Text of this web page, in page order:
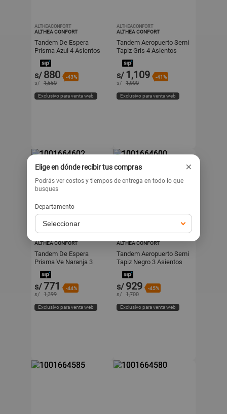
ALTHEACONFORT
ALTHEA CONFORT
Tandem De Espera
Prisma Azul 4 Asientos
Estructura Gris Althea
Confort
s/ 880 -43%
s/ 1,550
Exclusivo para venta web
ALTHEACONFORT
ALTHEA CONFORT
Tandem Aeropuerto Semi
Tapiz Gris 4 Asientos
Althea Confort
s/ 1,109 -41%
s/ 1,900
Exclusivo para venta web
ALTHEA CONFORT
Tandem De Espera
Prisma Ve Naranja 3
Asientos Estructura Gris
Althea Confort
s/771 -44%
s/ 1,399
Exclusivo para venta web
ALTHEA CONFORT
Tandem Aeropuerto Semi
Tapiz Negro 3 Asientos
Althea Confort
s/ 929 -45%
s/ 1,700
Exclusivo para venta web
Elige en dónde recibir tus compras ×
Podrás ver costos y tiempos de entrega en todo lo que
busques
Departamento